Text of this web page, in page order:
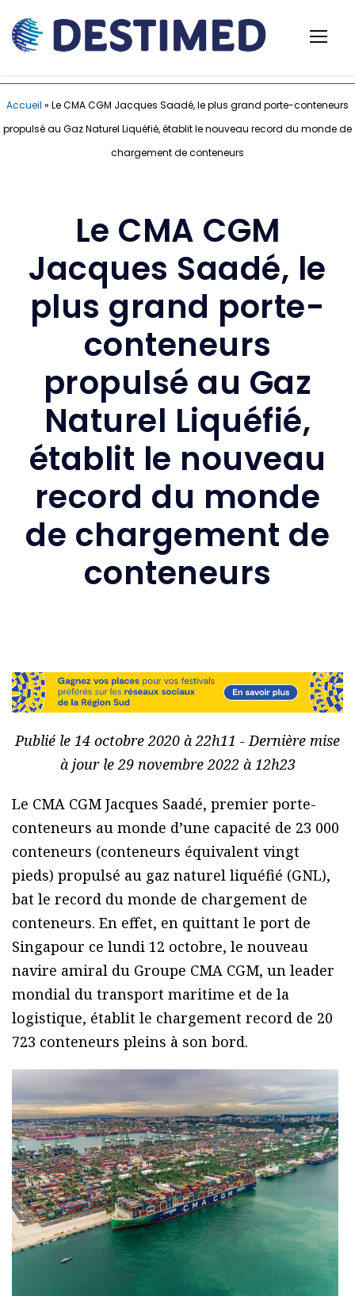
Accueil » Le CMA CGM Jacques Saadé, le plus grand porte-conteneurs
propulsé au Gaz Naturel Liquéfié, établit le nouveau record du monde de
chargement de conteneurs
Le CMA CGM
Jacques Saadé, le
plus grand porte-
conteneurs
propulsé au Gaz
Naturel Liquéfié,
établit le nouveau
record du monde
de chargement de
conteneurs
Publié le 14 octobre 2020 à 22h11 - Dernière mise
à jour le 29 novembre 2022 à 12h23
Le CMA CGM Jacques Saadé, premier porte-
conteneurs au monde d’une capacité de 23 000
conteneurs (conteneurs équivalent vingt
pieds) propulsé au gaz naturel liquéfié (GNL),
bat le record du monde de chargement de
conteneurs. En effet, en quittant le port de
Singapour ce lundi 12 octobre, le nouveau
navire amiral du Groupe CMA CGM, un leader
mondial du transport maritime et de la
logistique, établit le chargement record de 20
723 conteneurs pleins à son bord.